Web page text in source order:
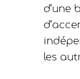
d’une
les